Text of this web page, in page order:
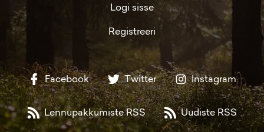
Logi sisse
Registreeri
Facebook Twitter Instagram
Lennupakkumiste RSS Uudiste RSS